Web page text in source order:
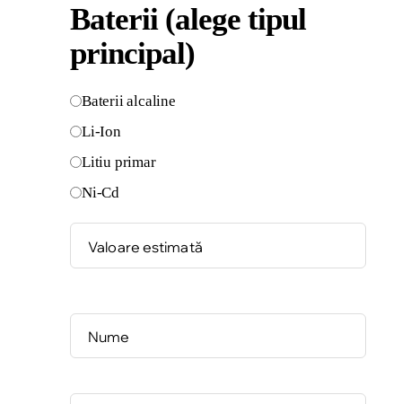
Baterii (alege tipul
principal)
Baterii alcaline
Li-Ion
Litiu primar
Ni-Cd